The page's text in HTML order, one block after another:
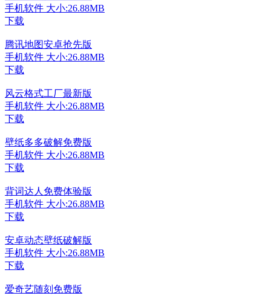
手机软件 大小:26.88MB
下载
腾讯地图安卓抢先版
手机软件 大小:26.88MB
下载
风云格式工厂最新版
手机软件 大小:26.88MB
下载
壁纸多多破解免费版
手机软件 大小:26.88MB
下载
背词达人免费体验版
手机软件 大小:26.88MB
下载
安卓动态壁纸破解版
手机软件 大小:26.88MB
下载
爱奇艺随刻免费版